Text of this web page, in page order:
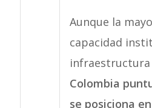
Aunque la
capacidad
infraestructura
Colombia
se posiciona